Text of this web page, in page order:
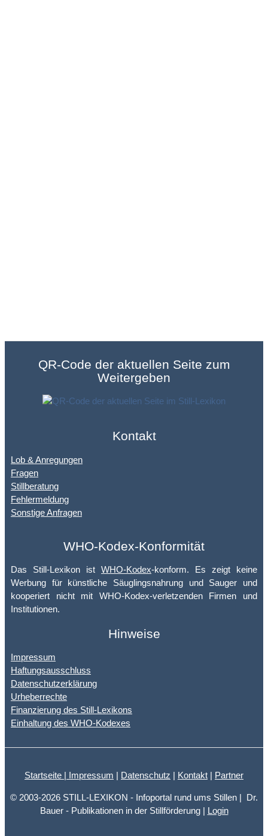
QR-Code der aktuellen Seite zum
Weitergeben
Kontakt
Lob & Anregungen
Fragen
Stillberatung
Fehlermeldung
Sonstige Anfragen
WHO-Kodex-Konformität
Das Still-Lexikon ist WHO-Kodex-konform. Es zeigt keine
Werbung für künstliche Säuglingsnahrung und Sauger und
kooperiert nicht mit WHO-Kodex-verletzenden Firmen und
Institutionen.
Hinweise
Impressum
Haftungsausschluss
Datenschutzerklärung
Urheberrechte
Finanzierung des Still-Lexikons
Einhaltung des WHO-Kodexes
Startseite | Impressum | Datenschutz | Kontakt | Partner
© 2003-2026 STILL-LEXIKON - Infoportal rund ums Stillen | Dr.
Bauer - Publikationen in der Stillförderung | Login